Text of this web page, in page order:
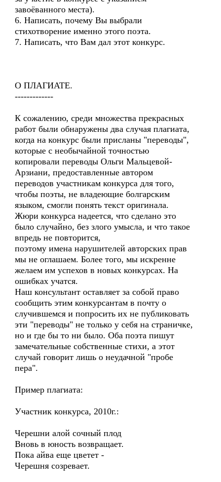
завоёванного места).
6. Написать, почему Вы выбрали
стихотворение именно этого поэта.
7. Написать, что Вам дал этот конкурс.
О ПЛАГИАТЕ.
-------------
К сожалению, среди множества прекрасных
работ были обнаружены два случая плагиата,
когда на конкурс были присланы "переводы",
которые с необычайной точностью
копировали переводы Ольги Мальцевой-
Арзиани, предоставленные автором
переводов участникам конкурса для того,
чтобы поэты, не владеющие болгарским
языком, смогли понять текст оригинала.
Жюри конкурса надеется, что сделано это
было случайно, без злого умысла, и что такое
впредь не повторится,
поэтому имена нарушителей авторских прав
мы не оглашаем. Более того, мы искренне
желаем им успехов в новых конкурсах. На
ошибках учатся.
Наш консультант оставляет за собой право
сообщить этим конкурсантам в почту о
случившемся и попросить их не публиковать
эти "переводы" не только у себя на страничке,
но и где бы то ни было. Оба поэта пишут
замечательные собственные стихи, а этот
случай говорит лишь о неудачной "пробе
пера".
Пример плагиата:
Участник конкурса, 2010г.:
Черешни алой сочный плод
Вновь в юность возвращает.
Пока айва еще цветет -
Черешня созревает.